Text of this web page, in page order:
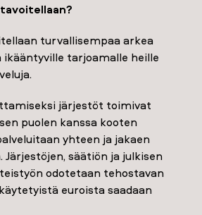
turvallisempaa arkea
ikääntyville tarjoamalle heille
järjestöt toimivat
puolen kanssa kooten
yhteen ja jakaen
Järjestöjen, säätiön ja julkisen
odotetaan tehostavan
euroista saadaan